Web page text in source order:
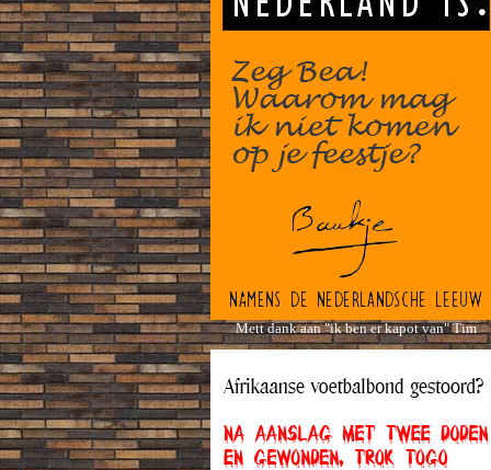
Mett dank aan "ik ben er kapot van" Tim